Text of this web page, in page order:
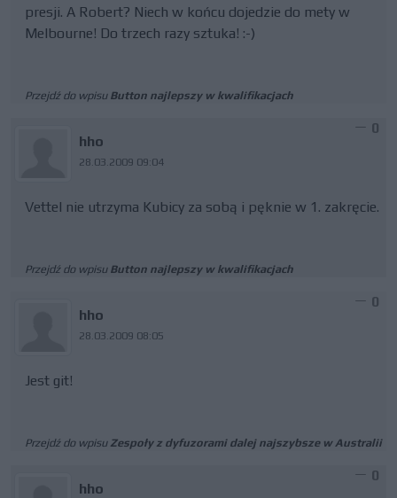
presji. A Robert? Niech w końcu dojedzie do mety w
Melbourne! Do trzech razy sztuka! :-)
Przejdź do wpisu Button najlepszy w kwalifikacjach
hho
28.03.2009 09:04
0
Vettel nie utrzyma Kubicy za sobą i pęknie w 1. zakręcie.
Przejdź do wpisu Button najlepszy w kwalifikacjach
hho
28.03.2009 08:05
0
Jest git!
Przejdź do wpisu Zespoły z dyfuzorami dalej najszybsze w Australii
hho
0